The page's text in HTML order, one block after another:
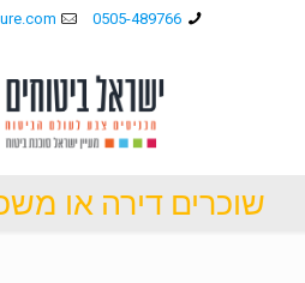
0505-489766
שוכרים דירה או